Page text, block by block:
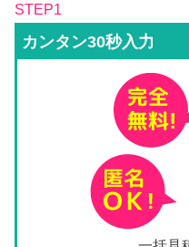
STEP1
カンタン30秒入力